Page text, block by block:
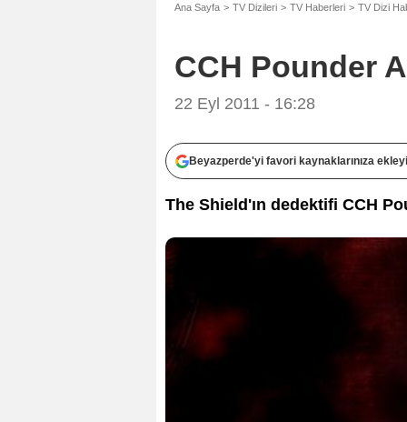
Ana Sayfa TV Dizileri TV Haberleri TV Dizi
CCH Pounder
22 Eyl 2011 - 16:28
Beyazperde'yi favori kaynaklarınıza
The Shield'ın dedektifi CCH